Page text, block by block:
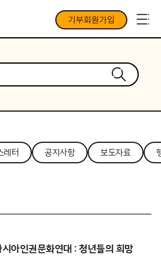
기부회원가입
레터 공지사항 보도자료
아인권문화연대 : 청년들의 희망, 함로